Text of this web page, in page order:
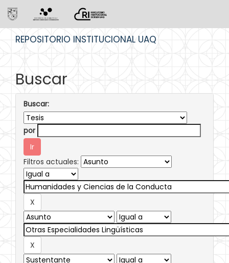
REPOSITORIO INSTITUCIONAL UAQ
Buscar
Buscar:
por
Filtros actuales: